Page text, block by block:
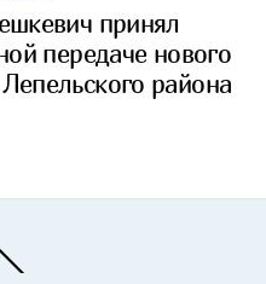
принял
передаче нового
района
To